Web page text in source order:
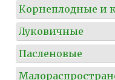
Корнеплодные и
Луковичные
Пасленовые